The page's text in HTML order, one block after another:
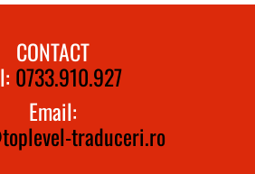
CONTACT
0733.910.927
Email:
traduceri.ro